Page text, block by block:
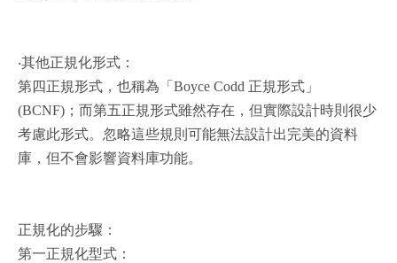
‧其他正規化形式：
第四正規形式，也稱為「Boyce Codd 正規形式」
(BCNF)；而第五正規形式雖然存在，但實際設計時則很少
考慮此形式。忽略這些規則可能無法設計出完美的資料
庫，但不會影響資料庫功能。
正規化的步驟：
第一正規化型式：